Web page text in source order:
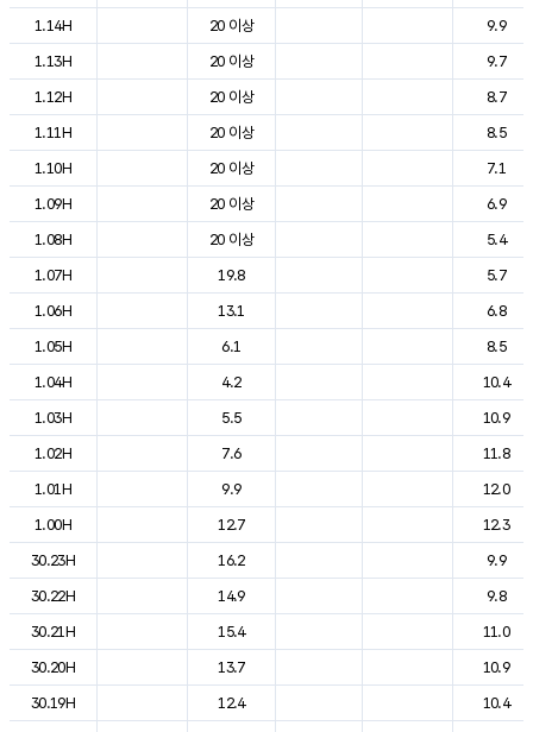
1.14H
20 이상
9.9
1.13H
20 이상
9.7
1.12H
20 이상
8.7
1.11H
20 이상
8.5
1.10H
20 이상
7.1
1.09H
20 이상
6.9
1.08H
20 이상
5.4
1.07H
19.8
5.7
1.06H
13.1
6.8
1.05H
6.1
8.5
1.04H
4.2
10.4
1.03H
5.5
10.9
1.02H
7.6
11.8
1.01H
9.9
12.0
1.00H
12.7
12.3
30.23H
16.2
9.9
30.22H
14.9
9.8
30.21H
15.4
11.0
30.20H
13.7
10.9
30.19H
12.4
10.4